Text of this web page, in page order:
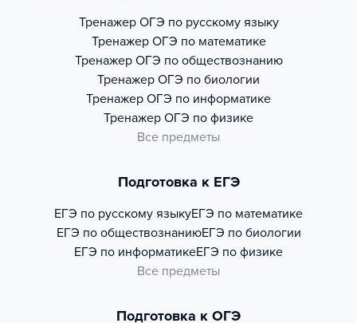
Тренажер ОГЭ по русскому языку
Тренажер ОГЭ по математике
Тренажер ОГЭ по обществознанию
Тренажер ОГЭ по биологии
Тренажер ОГЭ по информатике
Тренажер ОГЭ по физике
Все предметы
Подготовка к ЕГЭ
ЕГЭ по русскому языкуЕГЭ по математике
ЕГЭ по обществознаниюЕГЭ по биологии
ЕГЭ по информатикеЕГЭ по физике
Все предметы
Подготовка к ОГЭ